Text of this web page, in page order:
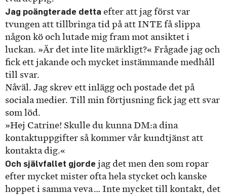
Jag poängterade detta efter att jag först var
tvungen att tillbringa tid på att INTE få slippa
någon kö och lutade mig fram mot ansiktet i
luckan. »Är det inte lite märkligt?« Frågade jag och
fick ett jakande och mycket instämmande medhåll
till svar.
Nåväl. Jag skrev ett inlägg och postade det på
sociala medier. Till min förtjusning fick jag ett svar
som löd.
»Hej Catrine! Skulle du kunna DM:a dina
kontaktuppgifter så kommer vår kundtjänst att
kontakta dig.«
Och självfallet gjorde jag det men den som ropar
efter mycket mister ofta hela stycket och kanske
hoppet i samma veva … Inte mycket till kontakt, det